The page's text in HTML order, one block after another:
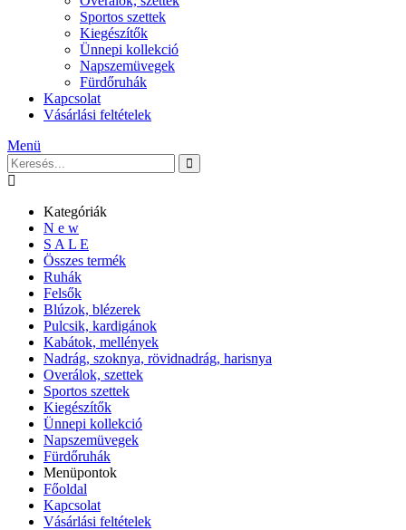
Sportos szettek
Kiegészítők
Ünnepi kollekció
Napszemüvegek
Fürdőruhák
Kapcsolat
Vásárlási feltételek
Menü
Kategóriák
N e w
S A L E
Összes termék
Ruhák
Felsők
Blúzok, blézerek
Pulcsik, kardigánok
Kabátok, mellények
Nadrág, szoknya, rövidnadrág, harisnya
Overálok, szettek
Sportos szettek
Kiegészítők
Ünnepi kollekció
Napszemüvegek
Fürdőruhák
Menüpontok
Főoldal
Kapcsolat
Vásárlási feltételek